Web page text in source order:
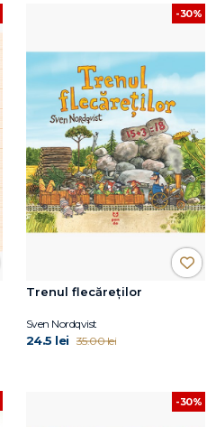
-30%
Trenul flecăreților
Sven Nordqvist
24.5 lei 35.00 lei
-30%